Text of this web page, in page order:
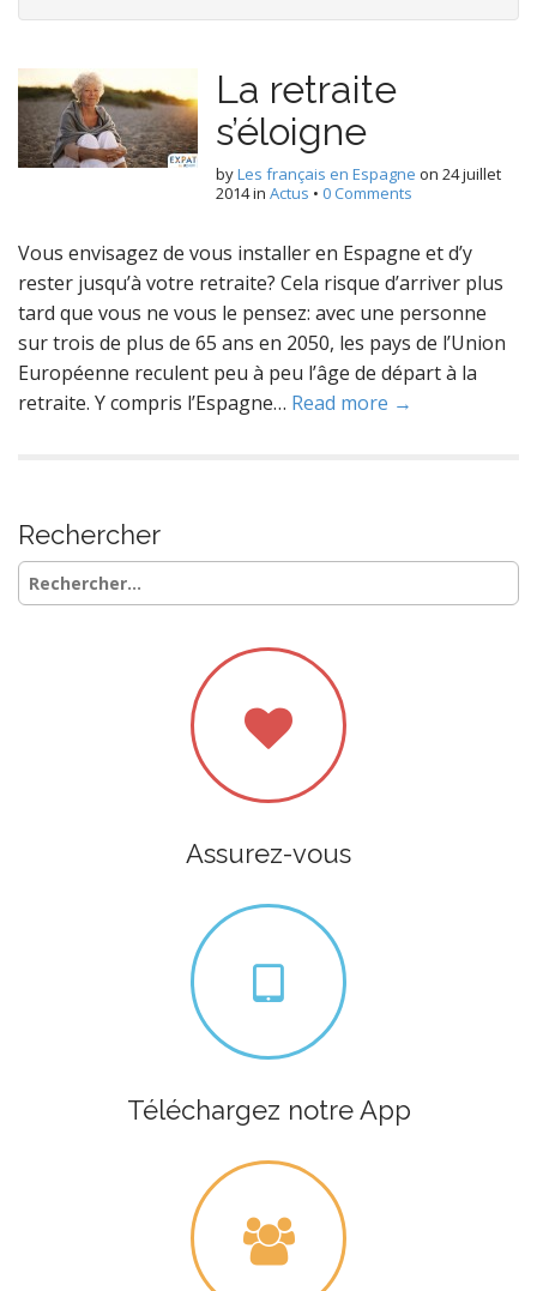
La retraite
s’éloigne
byLes français en Espagne on 24 juillet
2014in Actus • 0 Comments
Vous envisagez de vous installer en Espagne et d’y
rester jusqu’à votre retraite? Cela risque d’arriver plus
tard que vous ne vous le pensez: avec une personne
sur trois de plus de 65 ans en 2050, les pays de l’Union
Européenne reculent peu à peu l’âge de départ à la
retraite. Y compris l’Espagne… Read more →
Rechercher
Rechercher :
Assurez-vous
Téléchargez notre App